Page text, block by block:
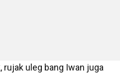
rujak uleg bang Iwan juga